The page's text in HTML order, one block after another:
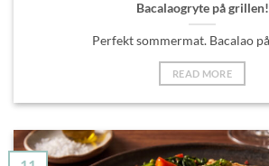
Bacalaogryte på grillen!
Perfekt sommermat. Bacalao
READ MORE